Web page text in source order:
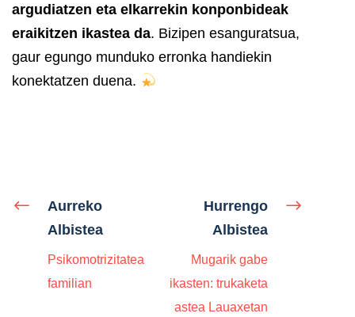
argudiatzen eta elkarrekin konponbideak
eraikitzen ikastea da. Bizipen esanguratsua,
gaur egungo munduko erronka handiekin
konektatzen duena.
Aurreko
Albistea
Psikomotrizitatea
familian
Hurrengo
Albistea
Mugarik gabe
ikasten: trukaketa
astea Lauaxetan